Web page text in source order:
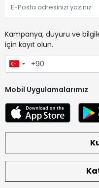
Kampanya, duyuru ve
için kayıt olun.
Mobil Uygulamalarımız